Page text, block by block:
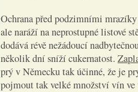
Ochrana před podzimními
ale naráží na neprostupné listové
dodává révě nežádoucí
několik dní sníží cukernatost.
prý v Německu tak účinné, že je
pojmout tak velké množství vín